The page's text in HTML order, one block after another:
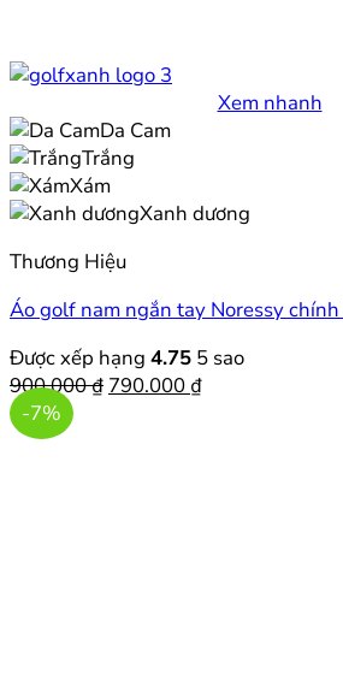
Xem nhanh
Da Cam
Trắng
Xám
Xanh dương
Thương Hiệu
Áo golf nam ngắn tay Noressy
Được xếp hạng 4.75 5 sao
900.000₫ Giá
790.000 ₫Giá
-7%